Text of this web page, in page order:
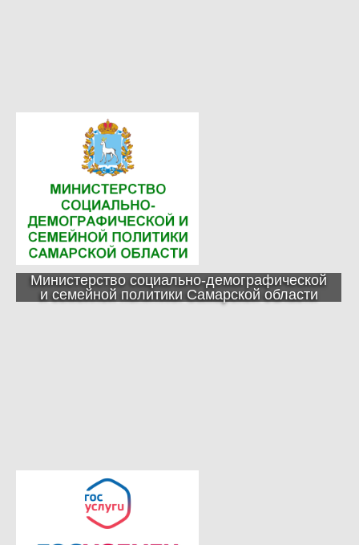
Министерство социально-демографической
и семейной политики Самарской области